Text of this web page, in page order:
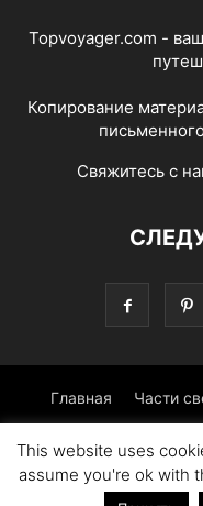
Topvoyager.com -
Копирование
Свяжитесь с
Главная Части
© Copyright
This website uses
assume you're ok with